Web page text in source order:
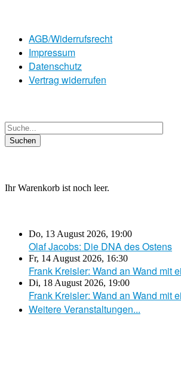
AGB/Widerrufsrecht
Impressum
Datenschutz
Vertrag widerrufen
Ihr Warenkorb ist noch leer.
Do, 13 August 2026, 19:00
Olaf Jacobs: Die DNA des Ostens
Fr, 14 August 2026, 16:30
Frank Kreisler: Wand an Wand mit
Di, 18 August 2026, 19:00
Frank Kreisler: Wand an Wand mit
Weitere Veranstaltungen...